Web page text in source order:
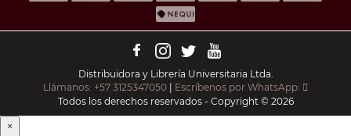
Distribuidora y Librería Universitaria Ltda.
Llámanos: +57 3125347050
Escríbenos por WhatsApp:
Todos los derechos reservados - Copyright © 2026
×